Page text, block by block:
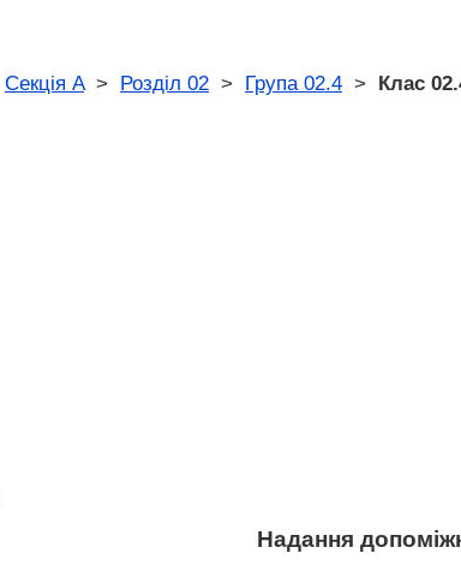
Секція A> Розділ 02 > Група 02.4 > Клас
Надання